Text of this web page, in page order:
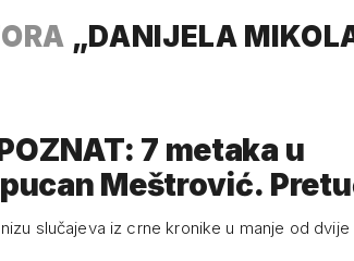
„DANIJELA
7 metaka u
Meštrović.
slučajeva iz crne kronike u manje od